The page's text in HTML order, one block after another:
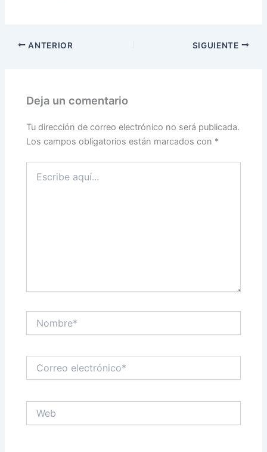
ANTERIOR SIGUIENTE
Deja un comentario
Tu dirección de correo electrónico no será publicada.
Los campos obligatorios están marcados con *
aquí...
electrónico*